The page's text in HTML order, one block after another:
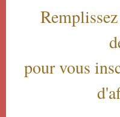
pour vous